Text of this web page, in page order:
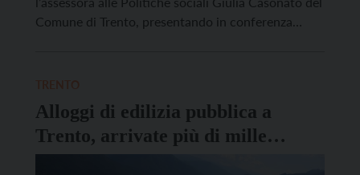
Comune di Trento, presentando in conferenza
Alloggi di edilizia pubblica a
Trento, arrivate più di mille
domande per 62 posti